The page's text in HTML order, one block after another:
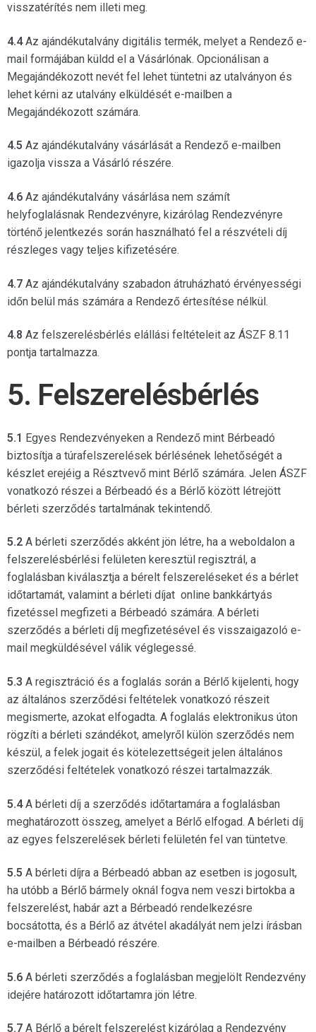
visszatérítés nem illeti meg.
4.4Az ajándékutalvány digitális termék, melyet a Rendező e-
mail formájában küldd el a Vásárlónak. Opcionálisan a
Megajándékozott nevét fel lehet tüntetni az utalványon és
lehet kérni az utalvány elküldését e-mailben a
Megajándékozott számára.
4.5 Az ajándékutalvány vásárlását a Rendező e-mailben
igazolja vissza a Vásárló részére.
4.6 Az ajándékutalvány vásárlása nem számít
helyfoglalásnak Rendezvényre, kizárólag Rendezvényre
történő jelentkezés során használható fel a részvételi díj
részleges vagy teljes kifizetésére.
4.7 Az ajándékutalvány szabadon átruházható érvényességi
időn belül más számára a Rendező értesítése nélkül.
4.8 Az felszerelésbérlés elállási feltételeit az ÁSZF 8.11
pontja tartalmazza.
5. Felszerelésbérlés
5.1 Egyes Rendezvényeken a Rendező mint Bérbeadó
biztosítja a túrafelszerelések bérlésének lehetőségét a
készlet erejéig a Résztvevő mint Bérlő számára. Jelen ÁSZF
vonatkozó részei a Bérbeadó és a Bérlő között létrejött
bérleti szerződés tartalmának tekintendő.
5.2 A bérleti szerződés akként jön létre, ha a weboldalon a
felszerelésbérlési felületen keresztül regisztrál, a
foglalásban kiválasztja a bérelt felszereléseket és a bérlet
időtartamát, valamint a bérleti díjat online bankkártyás
fizetéssel megfizeti a Bérbeadó számára. A bérleti
szerződés a bérleti díj megfizetésével és visszaigazoló e-
mail megküldésével válik véglegessé.
5.3 A regisztráció és a foglalás során a Bérlő kijelenti, hogy
az általános szerződési feltételek vonatkozó részeit
megismerte, azokat elfogadta. A foglalás elektronikus úton
rögzíti a bérleti szándékot, amelyről külön szerződés nem
készül, a felek jogait és kötelezettségeit jelen általános
szerződési feltételek vonatkozó részei tartalmazzák.
5.4A bérleti díj a szerződés időtartamára a foglalásban
meghatározott összeg, amelyet a Bérlő elfogad. A bérleti díj
az egyes felszerelések bérleti felületén fel van tüntetve.
5.5 A bérleti díjra a Bérbeadó abban az esetben is jogosult,
ha utóbb a Bérlő bármely oknál fogva nem veszi birtokba a
felszerelést, habár azt a Bérbeadó rendelkezésre
bocsátotta, és a Bérlő az átvétel akadályát nem jelzi írásban
e-mailben a Bérbeadó részére.
5.6 A bérleti szerződés a foglalásban megjelölt Rendezvény
idejére határozott időtartamra jön létre.
5.7 A Bérlő a bérelt felszerelést kizárólag a Rendezvény